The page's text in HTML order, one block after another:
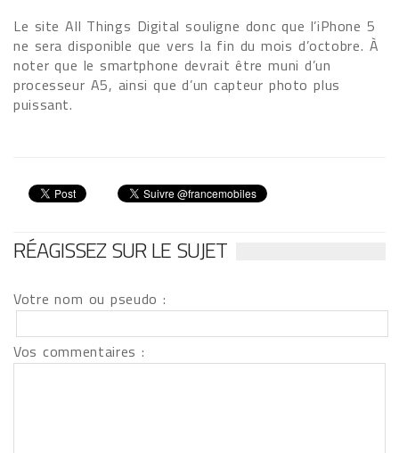
Le site All Things Digital souligne donc que l’iPhone 5
ne sera disponible que vers la fin du mois d’octobre. À
noter que le smartphone devrait être muni d’un
processeur A5, ainsi que d’un capteur photo plus
puissant.
RÉAGISSEZ SUR LE SUJET
Votre nom ou pseudo :
Vos commentaires :